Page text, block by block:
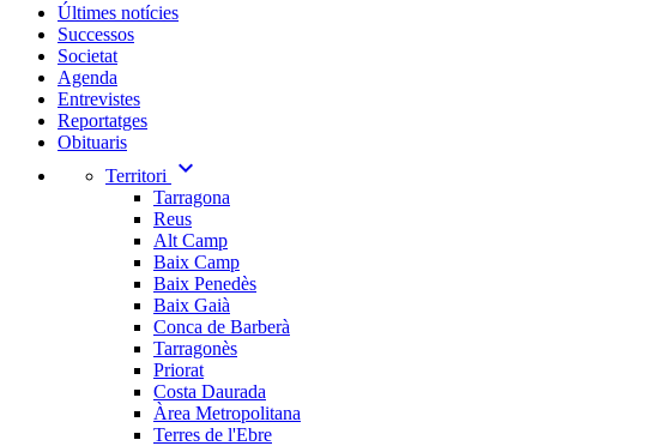
Últimes notícies
Successos
Societat
Agenda
Entrevistes
Reportatges
Obituaris
Territori
expand_more
Tarragona
Reus
Alt Camp
Baix Camp
Baix Penedès
Baix Gaià
Conca de Barberà
Tarragonès
Priorat
Costa Daurada
Àrea Metropolitana
Terres de l'Ebre